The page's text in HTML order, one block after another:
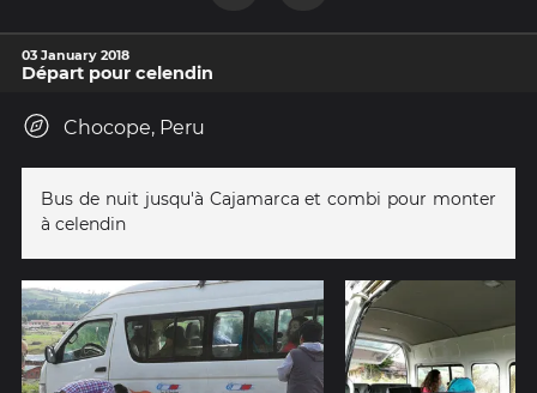
03 January 2018
Départ pour celendin
Chocope, Peru
Bus de nuit jusqu'à Cajamarca et combi pour monter
à celendin